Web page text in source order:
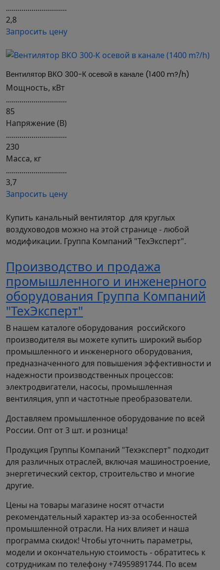
...............................
2,8
Запросить цену
Вентилятор ВКО 300-К осевой в канале (1400 m?/h)
Мощность, кВт
...............................
85
Напряжение (В)
...............................
230
Масса, кг
...............................
3,7
Запросить цену
Купить канальный вентилятор для круглых
воздуховодов можно на этой странице - любой
модификации. Группа Компаний "ТехЭксперт".
Производство и продажа
промышленного и инженерного
оборудования Группа Компаний
"ТехЭксперт"
В нашем каталоге оборудования российского
производителя вы можете купить широкий выбор
промышленного и инженерного оборудования,
предназначенного для повышения эффективности и
надежности производственных процессов:
электродвигатели, насосы, промышленная
вентиляция, упп и частотные преобразователи.
Доставляем промышленное оборудование по всей
России. Опт от 3 шт. и розница!
Продукция Группы Компаний "Техэксперт" подходит
для различных отраслей, включая машиностроение,
энергетический сектор, строительство и многие
другие.
Цены на товары магазине носят отчасти
рекомендательный характер из-за особенностей
промышленной отрасли. На них влияет и наша
программа скидок! Чтобы уточнить параметры,
модели и окончательную стоимость - обратитесь к
сотрудникам по телефону +74959891744. По всем